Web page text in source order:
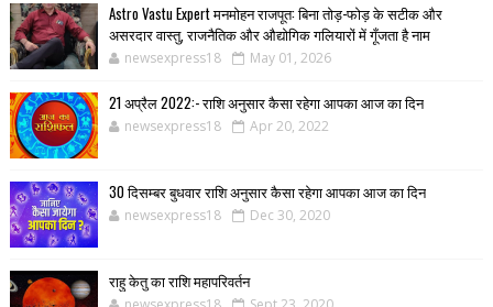
Astro Vastu Expert मनमोहन राजपूत: बिना तोड़-फोड़ के सटीक और
असरदार वास्तु, राजनैतिक और औद्योगिक गलियारों में गूँजता है नाम
newsexpress18 May 01, 2026
21 अप्रैल 2022:- राशि अनुसार कैसा रहेगा आपका आज का दिन
newsexpress18 Apr 20, 2022
30 दिसम्बर बुधवार राशि अनुसार कैसा रहेगा आपका आज का दिन
newsexpress18 Dec 30, 2020
राहु केतु का राशि महापरिवर्तन